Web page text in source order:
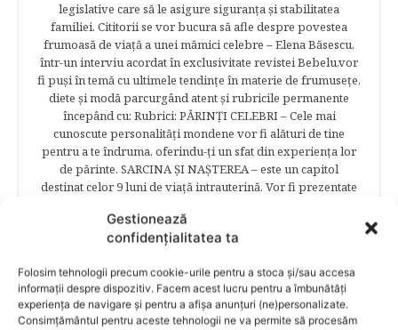
Gestionează
confidențialitatea ta
Folosim tehnologii precum cookie-urile pentru a stoca și/sau accesa
informații despre dispozitiv. Facem acest lucru pentru a îmbunătăți
experiența de navigare și pentru a afișa anunțuri (ne)personalizate.
Consimțământul pentru aceste tehnologii ne va permite să procesăm
legislative care să le asigure siguranţa şi stabilitatea
familiei. Cititorii se vor bucura să afle despre povestea
frumoasă de viață a unei mămici celebre – Elena Băsescu,
într-un interviu acordat în exclusivitate revistei Bebelu,vor
fi puşi în temă cu ultimele tendinţe în materie de frumuseţe,
diete şi modă parcurgând atent şi rubricile permanente
începând cu: Rubrici: PĂRINŢI CELEBRI – Cele mai
cunoscute personalităţi mondene vor fi alături de tine
pentru a te îndruma, oferindu-ţi un sfat din experienţa lor
de părinte. SARCINA ŞI NAŞTEREA – este un capitol
destinat celor 9 luni de viaţă intrauterină. Vor fi prezentate
sarcină, evoluţia fătului pe parcursul celor nouă luni,
analize necesare, alimentaţie, sănătate, pregătire pentru
naşterii şi recuperării postpartum. BEBELUŞUL ÎN PRIMUL
ANIŞOR – este un capitol destinat îngrijirii sugarului.
Alăptarea, scorul Apgar, îngrijirea bontului ombilical,